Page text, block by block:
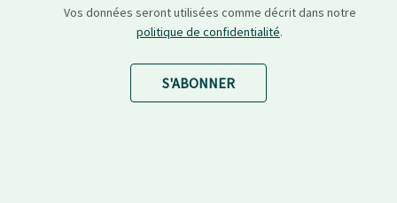
Vos données seront utilisées comme décrit dans notre
politique de confidentialité.
S'ABONNER